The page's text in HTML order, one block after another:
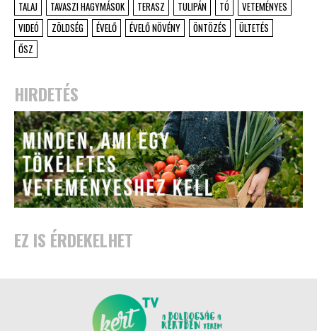
TALAJ
TAVASZI HAGYMÁSOK TERASZ TULIPÁN TÓ
VETEMÉNYES
VIDEÓ
ZÖLDSÉG ÉVELŐ ÉVELŐ NÖVÉNY ÖNTÖZÉS
ÜLTETÉS
ŐSZ
HIRDETÉS
EZ IS ÉRDEKELHET